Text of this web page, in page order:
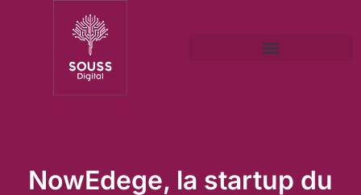
NowEdege, la startup du